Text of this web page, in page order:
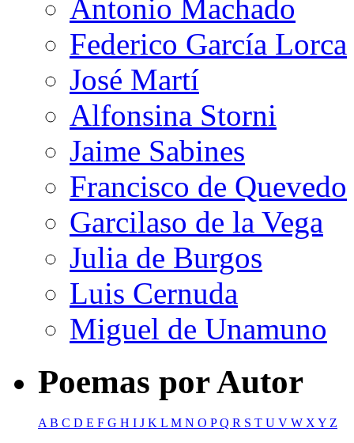
Antonio Machado
Federico García Lorca
José Martí
Alfonsina Storni
Jaime Sabines
Francisco de Quevedo
Garcilaso de la Vega
Julia de Burgos
Luis Cernuda
Miguel de Unamuno
Poemas por Autor
AB C D E F G H I J K L M N O PQ R S T U V W XY Z